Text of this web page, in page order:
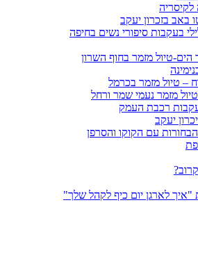
לקיסריה
באב בזכרון יעקב
בעקבות סיפורי נשים בחיפה
הים-טיול מזמר בחוף השרון
– טיול מזמר בכרמל
מזמר נעמי שמר ורחל
רכבת העמק
יעקב
עם הקוקו והסרפן
"איך לארגן יום כיף לקהל שלך"